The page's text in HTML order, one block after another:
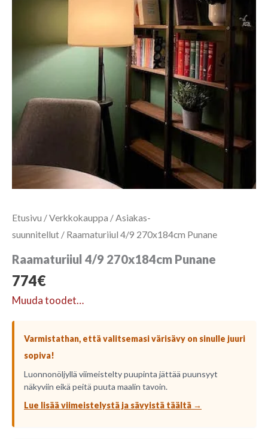
Etusivu /Verkkokauppa / Asiakas-
suunnitellut / Raamaturiiul 4/9 270x184cm Punane
Raamaturiiul 4/9 270x184cm Punane
774€
Muuda toodet…
Varmistathan, että valitsemasi värisävy on sinulle juuri
sopiva!
Luonnonöljyllä viimeistelty puupinta jättää puunsyyt
näkyviin eikä peitä puuta maalin tavoin.
Lue lisää viimeistelystä ja sävyistä täältä →